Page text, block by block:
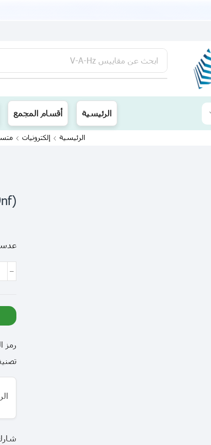
ابحث عن مقاييس V-A-Hz
يتوفر لدينا توصيل الى جميع محافظات العراق
الرئيسية أقسام المجمع
الرئيسية إلكترونيات
(3.9nf)392 متسعة
رمز